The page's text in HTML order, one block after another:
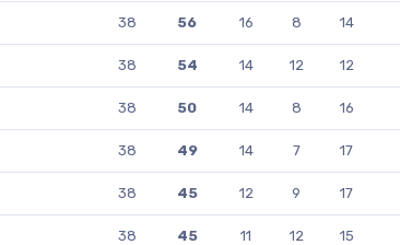
38 56 16 8 14
38 54 14 12 12
38 50 14 8 16
38 49 14 7 17
38 45 12 9 17
38 45 11 12 15